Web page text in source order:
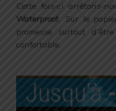
Cette fois-ci arrêtons-
Waterproof. Sur le
promesse surtout
confortable.